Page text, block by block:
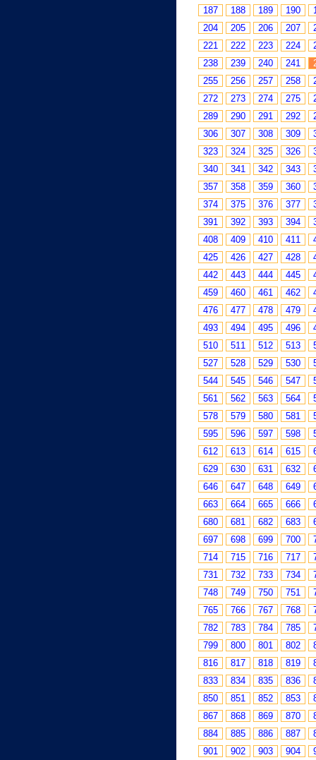
187
188 189 190
204
205 206 207
221
222 223 224
238
239 240 241
255
256 257 258
272
273 274 275
289
290 291 292
306
307 308 309
323
324 325 326
340
341 342 343
357
358 359 360
374
375 376 377
391
392 393 394
408
409 410 411
425
426 427 428
442
443 444 445
459
460 461 462
476
477 478 479
493
494 495 496
510
511 512 513
527
528 529 530
544
545 546 547
561
562 563 564
578
579 580 581
595
596 597 598
612
613 614 615
629
630 631 632
646
647 648 649
663
664 665 666
680
681 682 683
697
698 699 700
714
715 716 717
731
732 733 734
748
749 750 751
765
766 767 768
782
783 784 785
799
800 801 802
816
817 818 819
833
834 835 836
850
851 852 853
867
868 869 870
884
885 886 887
901
902 903 904